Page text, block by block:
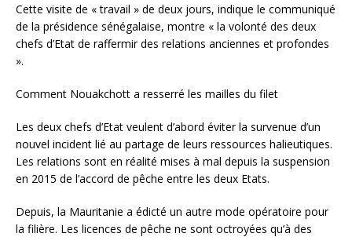
Cette visite de « travail » de deux jours, indique le communiqué
de la présidence sénégalaise, montre « la volonté des deux
chefs d’Etat de raffermir des relations anciennes et profondes
».
Comment Nouakchott a resserré les mailles du filet
Les deux chefs d’Etat veulent d’abord éviter la survenue d’un
nouvel incident lié au partage de leurs ressources halieutiques.
Les relations sont en réalité mises à mal depuis la suspension
en 2015 de l’accord de pêche entre les deux Etats.
Depuis, la Mauritanie a édicté un autre mode opératoire pour
la filière. Les licences de pêche ne sont octroyées qu’à des